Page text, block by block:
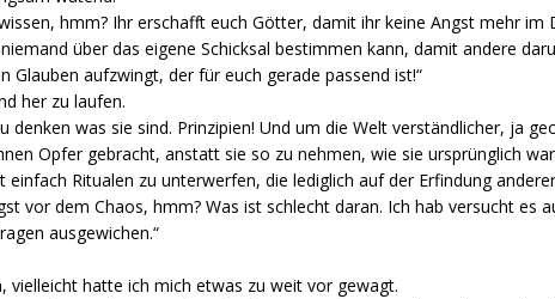
hmm? Ihr erschafft euch Götter, damit ihr keine Angst mehr im
über das eigene Schicksal bestimmen kann, damit andere
Glauben aufzwingt, der für euch gerade passend ist!“
her zu laufen.
denken was sie sind. Prinzipien! Und um die Welt verständlicher, ja
Opfer gebracht, anstatt sie so zu nehmen, wie sie ursprünglich
Ritualen zu unterwerfen, die lediglich auf der Erfindung
vor dem Chaos, hmm? Was ist schlecht daran. Ich hab versucht es
ausgewichen.“
hatte ich mich etwas zu weit vor gewagt.